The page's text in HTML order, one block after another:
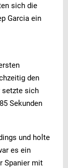
sich die
Garcia ein
den
setzte sich
Sekunden
und holte
es ein
Spanier mit